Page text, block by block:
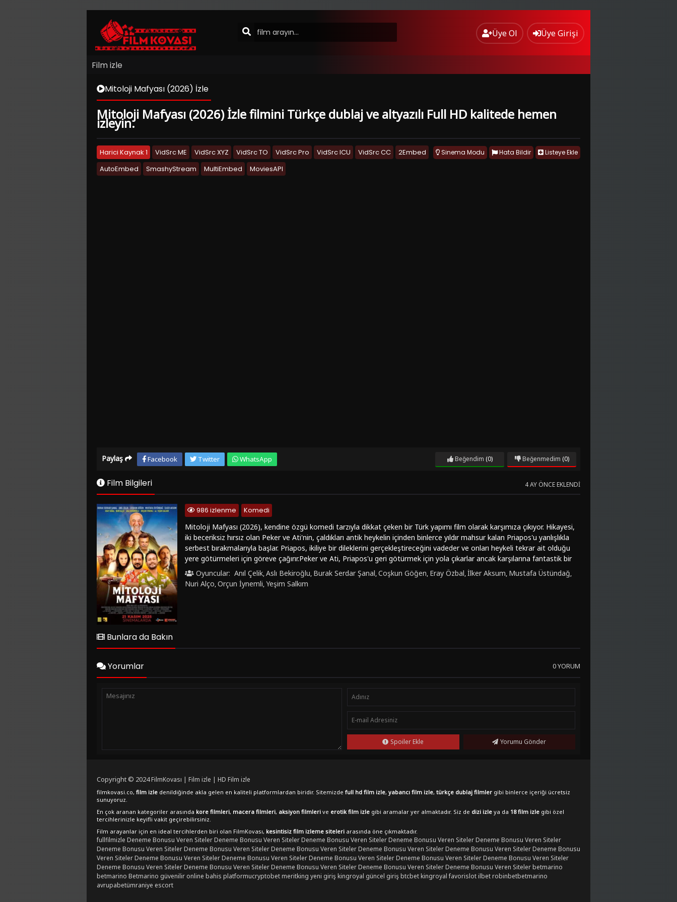
Üye Ol Üye Girişi
Film izle
Mitoloji Mafyası (2026) İzle
Mitoloji Mafyası (2026) İzle filmini Türkçe dublaj ve altyazılı Full HD kalitede hemen
izleyin.
Harici Kaynak 1 VidSrc ME VidSrc XYZ VidSrc TO VidSrc Pro VidSrc ICU VidSrc CC
2Embed
AutoEmbed
SmashyStream MultiEmbed MoviesAPI
Listeye Ekle
Hata Bildir
Sinema Modu
Paylaş Facebook Twitter WhatsApp Beğendim (0) Beğenmedim (0)
Film Bilgileri 4 AY ÖNCE EKLENDI
986 izlenme
Komedi
Mitoloji Mafyası (2026), kendine özgü komedi tarzıyla dikkat çeken bir Türk yapımı film olarak karşımıza çıkıyor. Hikayesi,
iki beceriksiz hırsız olan Peker ve Ati'nin, çaldıkları antik heykelin içinden binlerce yıldır mahsur kalan Priapos'u yanlışlıkla
serbest bırakmalarıyla başlar. Priapos, ikiliye bir dileklerini gerçekleştireceğini vadeder ve onları heykeli tekrar ait olduğu
yere götürmeleri için göreve çağırır.Peker ve Ati, Priapos'u geri götürmek için yola çıkarlar ancak karşılarına fantastik bir
kovalamaca çıkar. Dileklerini gerçekleştirmek için heykeli evine götürmeye çalışan ikili, aynı zamanda Priapos'un
peşindeki tarihi eser kaçakçısı Ahu Secimer, sağır ve kör iz sürücüleri Poz Recai ve Mono Rıza ile eski bir mafya babası
olan Alkapon Kerim'in engellemeleriyle mücadele etmek zorunda kalır. Bu karmaşık durumda, Peker ve Ati'nin başlarına
Oyuncular: Anıl Çelik,Aslı Bekiroğlu, Burak Serdar Şanal,Coşkun Göğen, Eray Özbal,İlker Aksum, Mustafa Üstündağ,
Nuri Alço,Orçun İynemli,Yeşim Salkım
Bunlara da Bakın
Yorumlar 0 YORUM
Spoiler Ekle Yorumu Gönder
Copyright © 2024FilmKovası | Film izle | HD Film izle
filmkovasi.co, film izle denildiğinde akla gelen en kaliteli platformlardan biridir. Sitemizde full hd film izle, yabancı film izle, türkçe dublaj filmler gibi binlerce içeriği ücretsiz
sunuyoruz.
En çok aranan kategoriler arasında kore filmleri, macera filmleri, aksiyon filmleri ve erotik film izle gibi aramalar yer almaktadır. Siz de dizi izle ya da 18 film izle gibi özel
tercihlerinizle keyifli vakit geçirebilirsiniz.
Film arayanlar için en ideal tercihlerden biri olan FilmKovası, kesintisiz film izleme siteleri arasında öne çıkmaktadır.
fullfilmizle Deneme Bonusu Veren SitelerDeneme Bonusu Veren SitelerDeneme Bonusu Veren SitelerDeneme Bonusu Veren SitelerDeneme Bonusu Veren Siteler
Deneme Bonusu Veren SitelerDeneme Bonusu Veren SitelerDeneme Bonusu Veren SitelerDeneme Bonusu Veren SitelerDeneme Bonusu Veren SitelerDeneme Bonusu
Veren SitelerDeneme Bonusu Veren SitelerDeneme Bonusu Veren SitelerDeneme Bonusu Veren SitelerDeneme Bonusu Veren SitelerDeneme Bonusu Veren Siteler
Deneme Bonusu Veren SitelerDeneme Bonusu Veren SitelerDeneme Bonusu Veren SitelerDeneme Bonusu Veren SitelerDeneme Bonusu Veren Sitelerbetmarino
betmarino Betmarino güvenilir online bahis platformucryptobetmeritking yeni girişkingroyal güncel girişbtcbetkingroyal favorislotilbetrobinbetbetmarino
avrupabetümraniye escort